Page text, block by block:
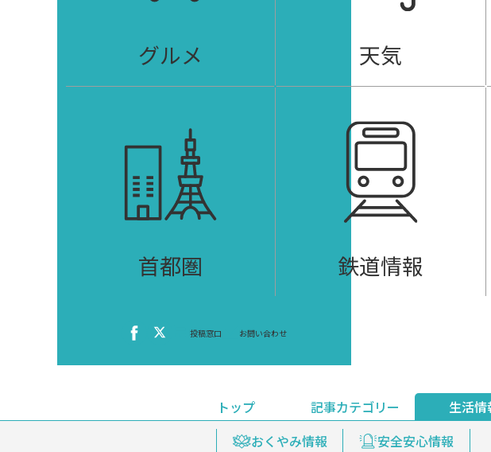
グルメ 天気
首都圏 鉄道情報
投稿窓口 お問い合わせ
トップ
記事カテゴリー
ニュース
イベント
生活情
おくやみ情報
安全安心情報
ライブ配信